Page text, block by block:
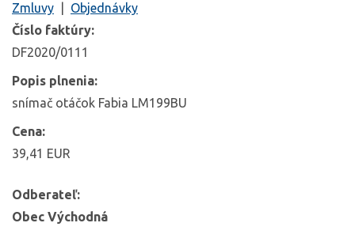
Zmluvy
Objednávky
Číslo faktúry:
DF2020/0111
Popis plnenia:
snímač otáčok Fabia LM199BU
Cena:
39,41 EUR
Odberateľ:
Obec Východná